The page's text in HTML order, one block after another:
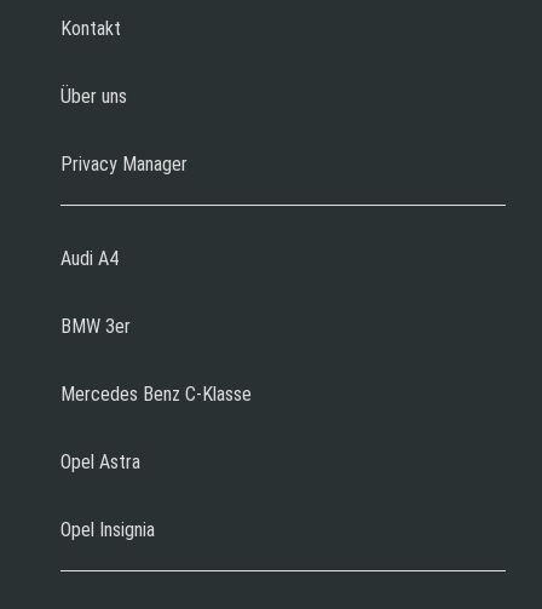
Kontakt
Über uns
Privacy Manager
Audi A4
BMW 3er
Mercedes Benz C-Klasse
Opel Astra
Opel Insignia